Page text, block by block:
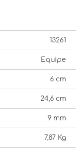
13261
Equipe
6 cm
24,6 cm
9 mm
7,87 Kg